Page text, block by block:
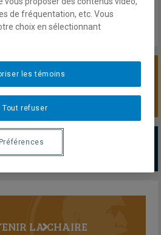
LA CHAIRE
de fréquentation, etc. Vous
choix en sélectionnant
Tout refuser
les témoins
Préférences